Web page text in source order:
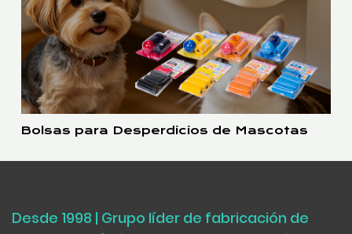
Bolsas para Desperdicios de Mascotas
Desde 1998 | Grupo líder de fabricación de